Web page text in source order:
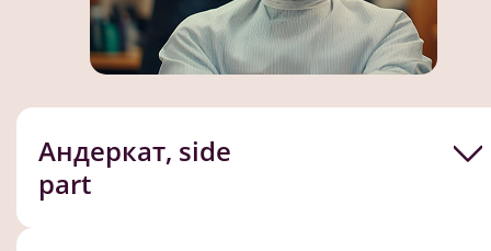
Андеркат, side
part